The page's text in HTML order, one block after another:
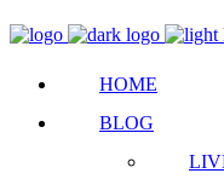
HOME
BLOG